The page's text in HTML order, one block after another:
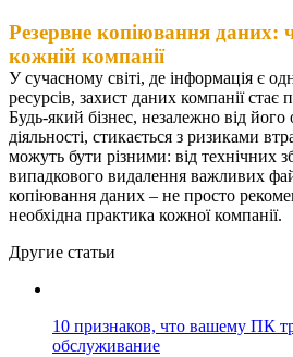
Резервне копіювання даних:
кожній компанії
У сучасному світі, де інформація є
ресурсів, захист даних компанії
Будь-який бізнес, незалежно від його
діяльності, стикається з ризиками
можуть бути різними: від технічних
випадкового видалення важливих
копіювання даних – не просто
необхідна практика кожної компанії.
Другие статьи
10 признаков, что вашему ПК
обслуживание